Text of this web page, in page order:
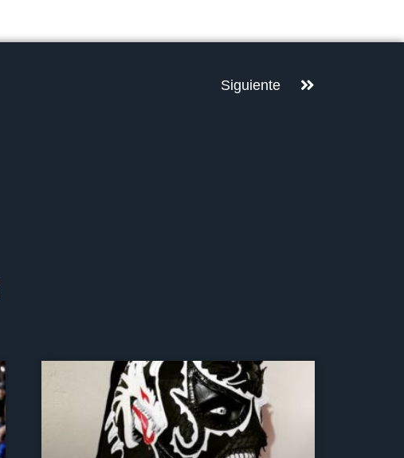
Siguiente